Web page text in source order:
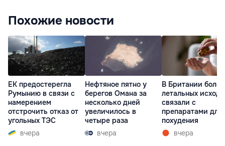
Похожие новости
ЕК предостерегла
Румынию в связи с
намерением
отстрочить отказ от
угольных ТЭС
вчера
Нефтяное пятно у
берегов Омана за
несколько дней
увеличилось в
четыре раза
вчера
В Британии
летальных
связали с
препаратами для
похудения
вчера